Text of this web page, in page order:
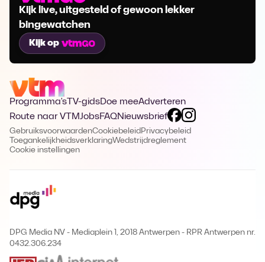
Kijk live, uitgesteld of gewoon lekker
bingewatchen
Kijk op
Programma'sTV-gidsDoe meeAdverteren
Route naar VTMJobsFAQNieuwsbrief
GebruiksvoorwaardenCookiebeleid Privacybeleid
ToegankelijkheidsverklaringWedstrijdreglement
Cookie instellingen
DPG Media NV - Mediaplein 1, 2018 Antwerpen - RPR Antwerpen nr.
0432.306.234